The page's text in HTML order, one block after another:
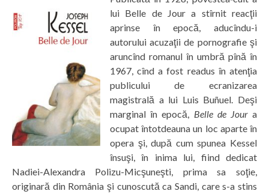
lui Belle de Jour a stîrnit reacţii
aprinse în epocă, aducîndu-i
autorului acuzaţii de pornografie şi
aruncînd romanul în umbră pînă în
1967, cînd a fost readus în atenţia
publicului de ecranizarea
magistrală a lui Luis Buñuel. Deşi
marginal în epocă, Belle de Jour a
ocupat întotdeauna un loc aparte în
opera şi, după cum spunea Kessel
însuşi, în inima lui, fiind dedicat
Nadiei-Alexandra Polizu-Micşuneşti, prima sa soţie,
originară din România şi cunoscută ca Sandi, care s-a stins